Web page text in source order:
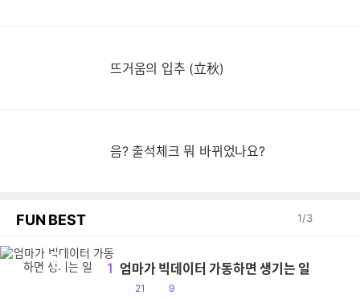
뜨거움의 입추 (立秋)
음? 출석체크 뭐 바뀌었나요?
FUN BEST 1/3
1 엄마가 빅데이터 가동하면 생기는 일
공
21
댓
9
엄